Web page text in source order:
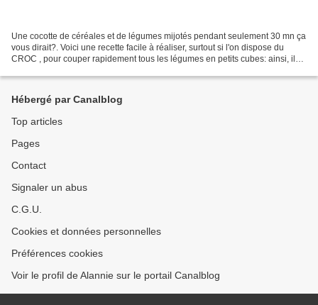
Une cocotte de céréales et de légumes mijotés pendant seulement 30 mn ça
vous dirait?. Voici une recette facile à réaliser, surtout si l'on dispose du
CROC , pour couper rapidement tous les légumes en petits cubes: ainsi, ils
Hébergé par Canalblog
Top articles
Pages
Contact
Signaler un abus
C.G.U.
Cookies et données personnelles
Préférences cookies
Voir le profil de Alannie sur le portail Canalblog